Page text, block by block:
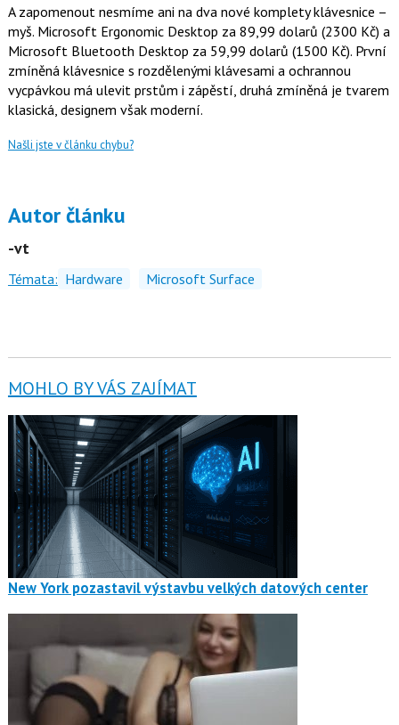
A zapomenout nesmíme ani na dva nové komplety klávesnice –
myš. Microsoft Ergonomic Desktop za 89,99 dolarů (2300 Kč) a
Microsoft Bluetooth Desktop za 59,99 dolarů (1500 Kč). První
zmíněná klávesnice s rozdělenými klávesami a ochrannou
vycpávkou má ulevit prstům i zápěstí, druhá zmíněná je tvarem
klasická, designem však moderní.
Našli jste v článku chybu?
Autor článku
-vt
Témata: Hardware Microsoft Surface
MOHLO BY VÁS ZAJÍMAT
New York pozastavil výstavbu velkých datových center